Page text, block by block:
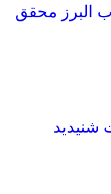
غرب البرز محقق
شنیدید